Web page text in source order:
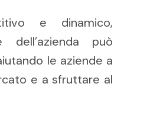
e dinamico,
può
le aziende a
e a sfruttare al